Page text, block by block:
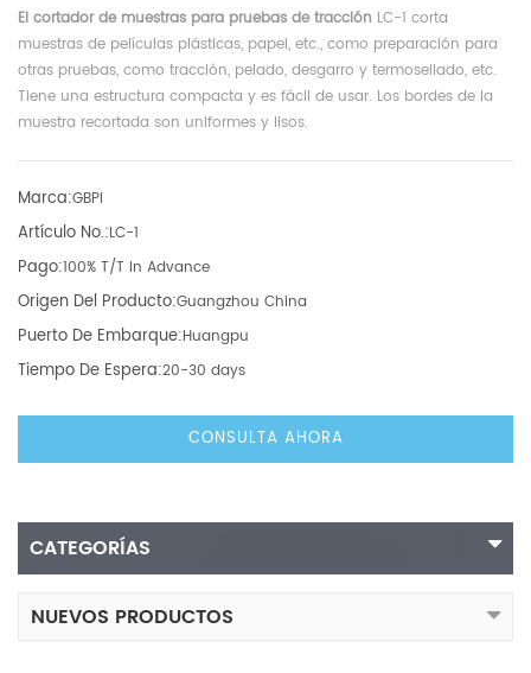
El cortador de muestras para pruebas de tracción LC-1 corta
muestras de películas plásticas, papel, etc., como preparación para
otras pruebas, como tracción, pelado, desgarro y termosellado, etc.
Tiene una estructura compacta y es fácil de usar. Los bordes de la
muestra recortada son uniformes y lisos.
Marca:GBPI
Artículo No.:LC-1
Pago:100% T/T In Advance
Origen Del Producto:Guangzhou China
Puerto De Embarque:Huangpu
Tiempo De Espera:20-30 days
CONSULTA AHORA
CATEGORÍAS
NUEVOS PRODUCTOS